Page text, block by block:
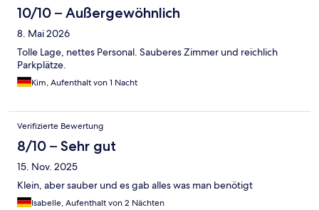
10/10 – Außergewöhnlich
8. Mai 2026
Tolle Lage, nettes Personal. Sauberes Zimmer und reichlich
Parkplätze.
Kim, Aufenthalt von 1 Nacht
Verifizierte Bewertung
8/10 – Sehr gut
15. Nov. 2025
Klein, aber sauber und es gab alles was man benötigt
Isabelle, Aufenthalt von 2 Nächten